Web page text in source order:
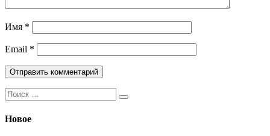
Имя *
Email *
Поиск:
Новое